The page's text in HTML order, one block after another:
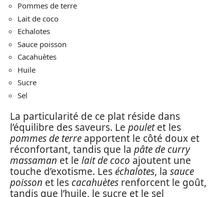
Pommes de terre
Lait de coco
Echalotes
Sauce poisson
Cacahuètes
Huile
Sucre
Sel
La particularité de ce plat réside dans
l’équilibre des saveurs. Le pouletet les
pommes de terre apportent le côté doux et
réconfortant, tandis que la pâte de curry
massaman et le lait de coco ajoutent une
touche d’exotisme. Les échalotes, la sauce
poisson et les cacahuètes renforcent le goût,
tandis que l’huile, le sucre et le sel